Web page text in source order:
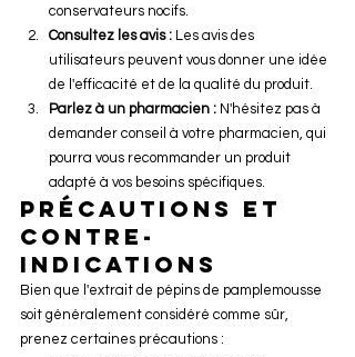
conservateurs nocifs.
Consultez les avis : Les avis des
utilisateurs peuvent vous donner une idée
de l'efficacité et de la qualité du produit.
Parlez à un pharmacien : N'hésitez pas à
demander conseil à votre pharmacien, qui
pourra vous recommander un produit
adapté à vos besoins spécifiques.
Précautions et
Contre-
Indications
Bien que l'extrait de pépins de pamplemousse
soit généralement considéré comme sûr,
prenez certaines précautions :